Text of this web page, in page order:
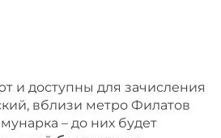
и доступны для зачисления
вблизи метро Филатов
– до них будет